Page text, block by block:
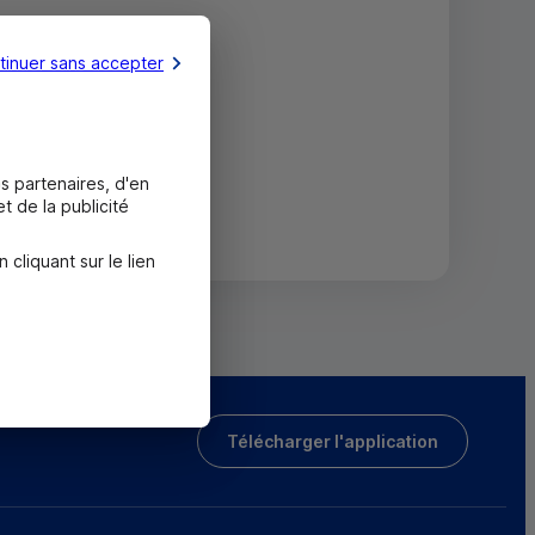
Télécharger l'application
sans accepter
partenaires, d'en
de la publicité
cliquant sur le lien